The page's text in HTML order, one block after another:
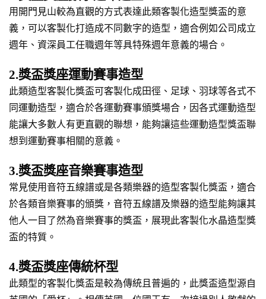
用開門見山較為直觀的方式表達此類客製化造型獎盃的意
義，可以客製化打造成不同數字的造型，適合例如公司成立
週年、資深員工任職週年等具特殊週年意義的場合。
2.獎盃獎座運動賽事造型
此類造型客製化獎盃可客製化成田徑、足球、羽球等各式不
同運動造型，適合於各運動賽事頒獎場合，因各式運動造型
能讓大多數人有更直觀的聯想，能夠讓這些運動造型獎盃聯
想到運動賽事相關的意義。
3.獎盃獎座音樂賽事造型
常見使用音符五線譜或是各類樂器的造型客製化獎盃，適合
於各類音樂賽事的頒獎，音符五線譜及樂器的造型能夠讓其
他人一目了然為音樂賽事的獎盃，展現此客製化水晶造型獎
盃的特質。
4.獎盃獎座傳統杯型
此類型的客製化獎盃是較為傳統且普遍的，此獎盃造型源自